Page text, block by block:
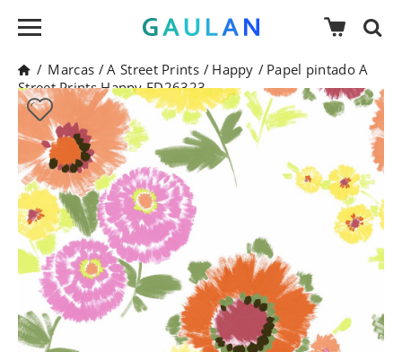
/ Marcas /A Street Prints / Happy / Papel pintado A
Street Prints Happy FD26323